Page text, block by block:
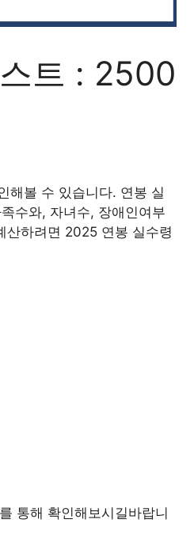
트 : 2500
해볼 수 있습니다. 연봉 실
수와, 자녀수, 장애인여부
산하려면 2025 연봉 실수령
통해 확인해보시길바랍니